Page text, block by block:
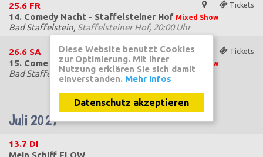
Tickets
25.6 FR
14. Comedy Nacht - Staffelsteiner Hof Mixed Show
Bad Staffelstein, Staffelsteiner Hof, 20:00 Uhr
Tickets
26.6 SA
15. Comedy Nacht - Staffelsteiner Hof
Mixed Show
Bad Staffelstein,Staffelsteiner Hof,20:00 Uhr
Juli 2027
13.7 DI
Diese Website benutzt Cookies
zur Optimierung. Mit ihrer
Nutzung erklären Sie sich damit
einverstanden. Mehr Infos
Datenschutz akzeptieren